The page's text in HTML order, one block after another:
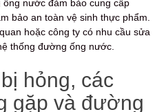
nước đảm bảo cung cấp
bảo an toàn vệ sinh thực phẩm.
hoặc công ty có nhu cầu sửa
thống đường ống nước.
hỏng, các
gặp và đường